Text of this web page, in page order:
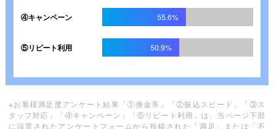
④キャンペーン 55.6%
⑤リピート利用 50.9%
※お客様満足度アンケート結果「①換金率」「②振込スピード」「③ス
タッフ対応」「④キャンペーン」「⑤リピート利用」は、当ページ下部
に設置されたアンケートフォームから投稿された「満足」または「不